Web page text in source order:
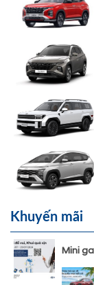
Khuyến mãi
Mini